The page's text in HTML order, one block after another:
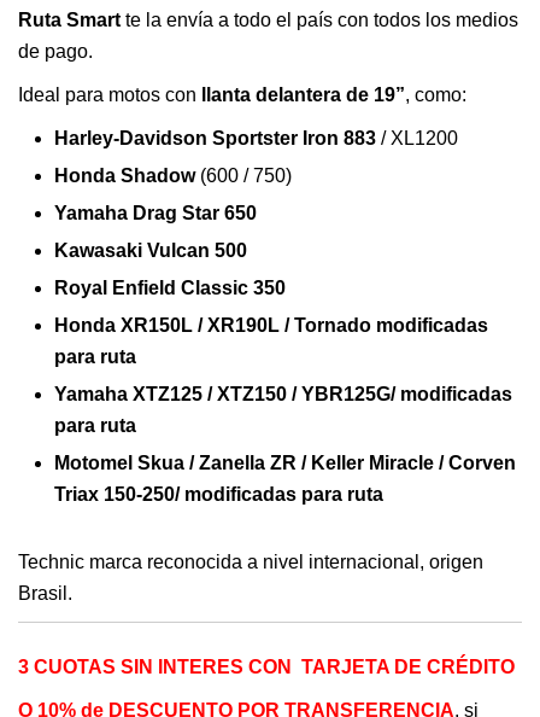
Ruta Smart te la envía a todo el país con todos los medios
de pago.
Ideal para motos con llanta delantera de 19”, como:
Harley-Davidson Sportster Iron 883 / XL1200
Honda Shadow(600 / 750)
Yamaha Drag Star 650
Kawasaki Vulcan 500
Royal Enfield Classic 350
Honda XR150L / XR190L / Tornado modificadas
para ruta
Yamaha XTZ125 / XTZ150 / YBR125G/ modificadas
para ruta
Motomel Skua / Zanella ZR / Keller Miracle / Corven
Triax 150-250/ modificadas para ruta
Technic marca reconocida a nivel internacional, origen
Brasil.
3 CUOTAS SIN INTERES CON TARJETA DE CRÉDITO
O 10% de DESCUENTO POR TRANSFERENCIA, si